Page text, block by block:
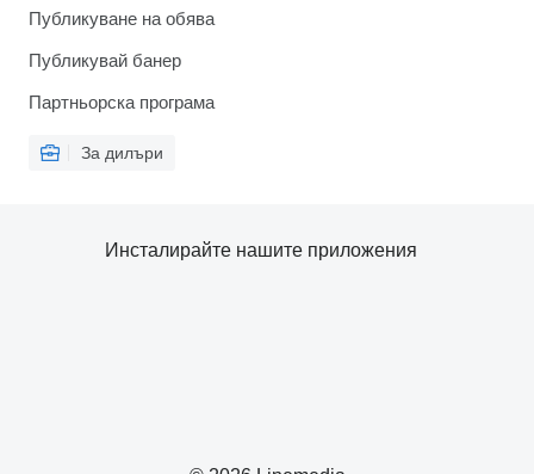
Публикуване на обява
Публикувай банер
Партньорска програма
За дилъри
Инсталирайте нашите приложения